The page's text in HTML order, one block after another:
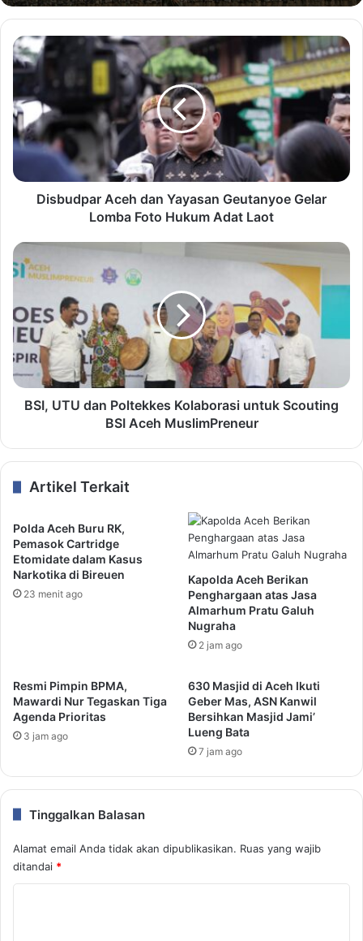
Disbudpar Aceh dan Yayasan Geutanyoe Gelar
Lomba Foto Hukum Adat Laot
BSI, UTU dan Poltekkes Kolaborasi untuk Scouting
BSI Aceh MuslimPreneur
Artikel Terkait
Polda Aceh Buru RK,
Pemasok Cartridge
Etomidate dalam Kasus
Narkotika di Bireuen
23 menit ago
Kapolda Aceh Berikan
Penghargaan atas Jasa
Almarhum Pratu Galuh
Nugraha
2 jam ago
Resmi Pimpin BPMA,
Mawardi Nur Tegaskan Tiga
Agenda Prioritas
3 jam ago
630 Masjid di Aceh Ikuti
Geber Mas, ASN Kanwil
Bersihkan Masjid Jami’
Lueng Bata
7 jam ago
Tinggalkan Balasan
Alamat email Anda tidak akan dipublikasikan. Ruas yang wajib
ditandai *